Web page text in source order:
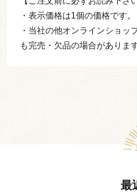
・表示価格は1個の価格です。
・当社の他オンラインショッ
も完売・欠品の場合がありま
最